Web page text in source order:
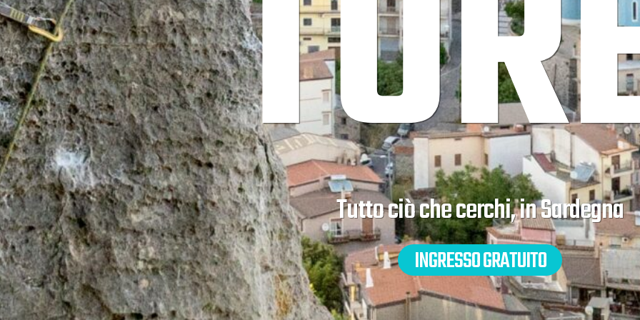
Tutto ciò che cerchi, in Sardegna
INGRESSO GRATUITO